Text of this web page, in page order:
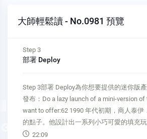
大師輕鬆讀 - No.0981 預覽
Previous
Step 3
部署 Deploy
Step 3部署 Deploy為你想要提供的迷你版
發布：Do a lazy launch of a mini-version of
want to offer:62 1990 年代初期，商人泰伊
的點子。他設計出一系列小巧可愛的填充玩
22:09